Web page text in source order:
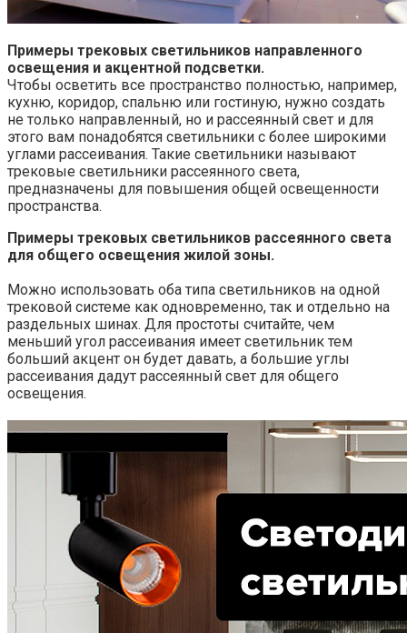
Примеры трековых светильников направленного
освещения и акцентной подсветки.
Чтобы осветить все пространство полностью, например,
кухню, коридор, спальню или гостиную, нужно создать
не только направленный, но и рассеянный свет и для
этого вам понадобятся светильники с более широкими
углами рассеивания. Такие светильники называют
трековые светильники рассеянного света,
предназначены для повышения общей освещенности
пространства.
Примеры трековых светильников рассеянного света
для общего освещения жилой зоны.
Можно использовать оба типа светильников на одной
трековой системе как одновременно, так и отдельно на
раздельных шинах. Для простоты считайте, чем
меньший угол рассеивания имеет светильник тем
больший акцент он будет давать, а большие углы
рассеивания дадут рассеянный свет для общего
освещения.